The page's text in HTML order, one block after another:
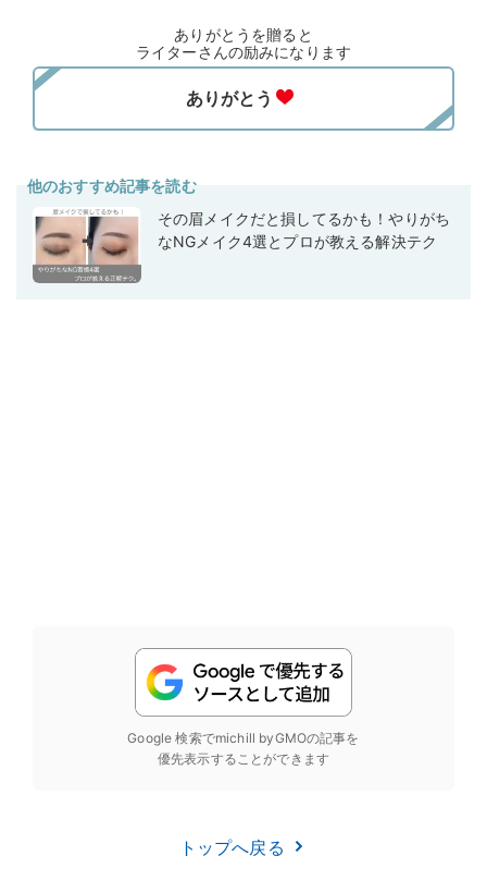
ありがとうを贈ると
ライターさんの励みになります
他のおすすめ記事を読む
その眉メイクだと損してるかも！やりがち
なNGメイク4選とプロが教える解決テク
Google 検索でmichill byGMOの記事を
優先表示することができます
トップへ戻る